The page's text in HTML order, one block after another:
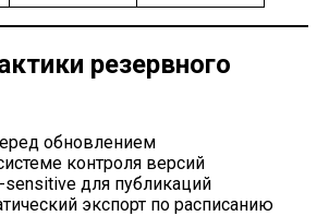
резервного
обновлением
контроля версий
sensitive для публикаций
экспорт по расписанию